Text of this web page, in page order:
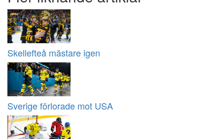
Skellefteå mästare igen
Sverige förlorade mot USA